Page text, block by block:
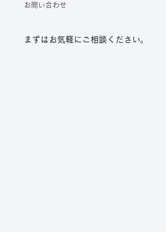
お問い合わせ
まずはお気軽にご相談ください。